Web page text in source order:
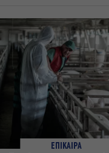
ΕΠΙΚΑΙΡΑ